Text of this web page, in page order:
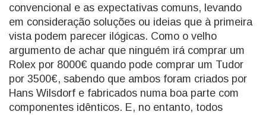
convencional e as expectativas comuns, levando
em consideração soluções ou ideias que à primeira
vista podem parecer ilógicas. Como o velho
argumento de achar que ninguém irá comprar um
Rolex por 8000€ quando pode comprar um Tudor
por 3500€, sabendo que ambos foram criados por
Hans Wilsdorf e fabricados numa boa parte com
componentes idênticos. E, no entanto, todos